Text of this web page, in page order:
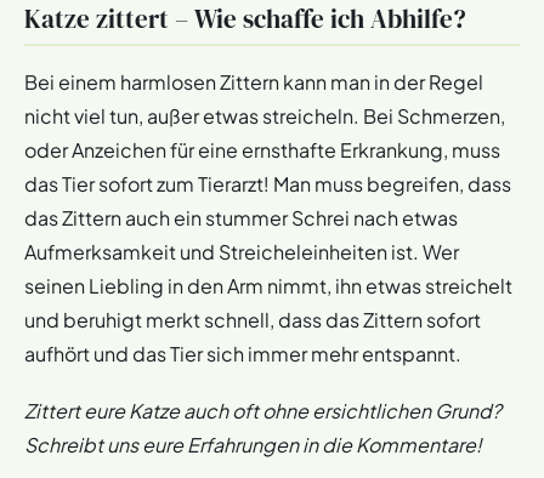
wenig und trinkt wenig. Sie schläft sehr viel und lässt sich
nur noch sehr wenig zur Aktivität animieren. Bei großen
Schmerzen miaut das Tier, weswegen in diesem Fall eine
Einschläferung oftmals die sinnvolle Lösung ist und die
Leiden des Tieres beendet. Katzen suchen sich zum
Sterben gerne einen Ort, der von Menschen nur schwer
erreicht werden kann. Man sollte alte Katzen deswegen
immer im Blick haben. Wenn man seinen Liebling längere
Zeit nicht mehr gesehen hat, ist das oft ein Anzeichen für
den Rückzug und man muss umgehend reagieren.
Katze zittert – Wie schaffe ich Abhilfe?
Bei einem harmlosen Zittern kann man in der Regel
nicht viel tun, außer etwas streicheln. Bei Schmerzen,
oder Anzeichen für eine ernsthafte Erkrankung, muss
das Tier sofort zum Tierarzt! Man muss begreifen, dass
das Zittern auch ein stummer Schrei nach etwas
Aufmerksamkeit und Streicheleinheiten ist. Wer
seinen Liebling in den Arm nimmt, ihn etwas streichelt
und beruhigt merkt schnell, dass das Zittern sofort
aufhört und das Tier sich immer mehr entspannt.
Zittert eure Katze auch oft ohne ersichtlichen Grund?
Schreibt uns eure Erfahrungen in die Kommentare!